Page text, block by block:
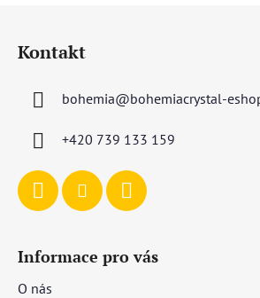
Kontakt
bohemia@bohemiacrystal-
+420 739 133 159
Informace pro vás
O nás